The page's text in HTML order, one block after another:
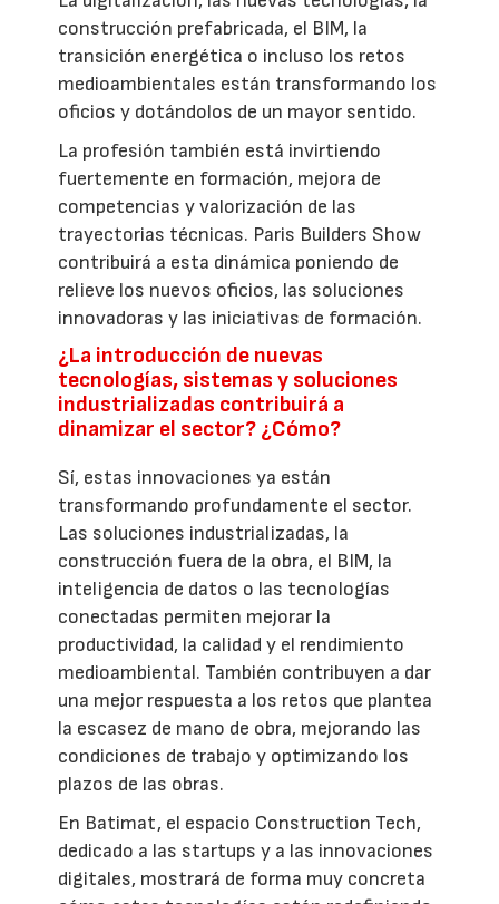
construcción prefabricada, el BIM, la
transición energética o incluso los retos
medioambientales están transformando los
oficios y dotándolos de un mayor sentido.
La profesión también está invirtiendo
fuertemente en formación, mejora de
competencias y valorización de las
trayectorias técnicas. Paris Builders Show
contribuirá a esta dinámica poniendo de
relieve los nuevos oficios, las soluciones
innovadoras y las iniciativas de formación.
¿La introducción de nuevas
tecnologías, sistemas y soluciones
industrializadas contribuirá a
dinamizar el sector? ¿Cómo?
Sí, estas innovaciones ya están
transformando profundamente el sector.
Las soluciones industrializadas, la
construcción fuera de la obra, el BIM, la
inteligencia de datos o las tecnologías
conectadas permiten mejorar la
productividad, la calidad y el rendimiento
medioambiental. También contribuyen a dar
una mejor respuesta a los retos que plantea
la escasez de mano de obra, mejorando las
condiciones de trabajo y optimizando los
plazos de las obras.
En Batimat, el espacio Construction Tech,
dedicado a las startups y a las innovaciones
digitales, mostrará de forma muy concreta